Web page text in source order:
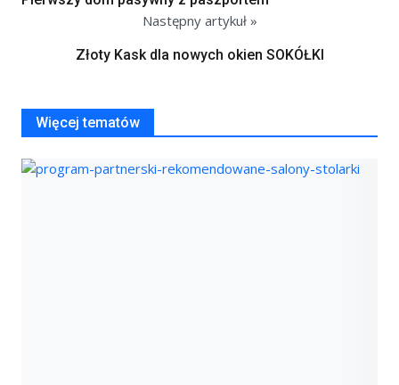
Następny artykuł »
Złoty Kask dla nowych okien SOKÓŁKI
Więcej tematów